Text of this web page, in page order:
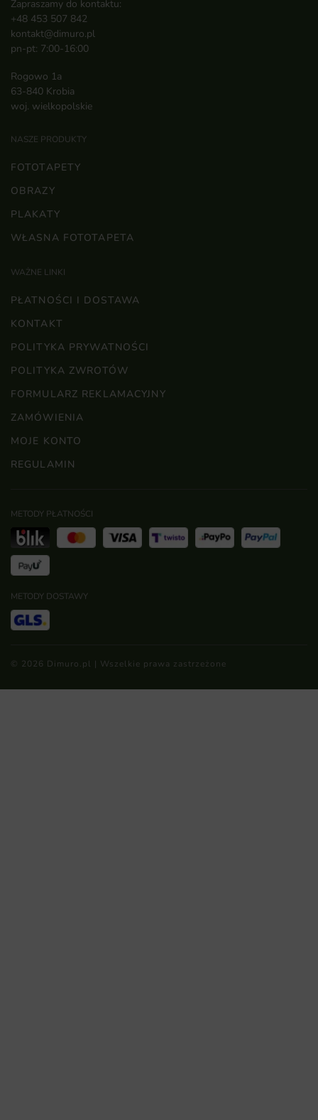
Zapraszamy do kontaktu:
+48 453 507 842
kontakt@dimuro.pl
pn-pt: 7:00-16:00
Rogowo 1a
63-840 Krobia
woj. wielkopolskie
NASZE PRODUKTY
FOTOTAPETY
OBRAZY
PLAKATY
WŁASNA FOTOTAPETA
WAŻNE LINKI
PŁATNOŚCI I DOSTAWA
KONTAKT
POLITYKA PRYWATNOŚCI
POLITYKA ZWROTÓW
FORMULARZ REKLAMACYJNY
ZAMÓWIENIA
MOJE KONTO
REGULAMIN
METODY PŁATNOŚCI
METODY DOSTAWY
© 2026 Dimuro.pl | Wszelkie prawa zastrzeżone